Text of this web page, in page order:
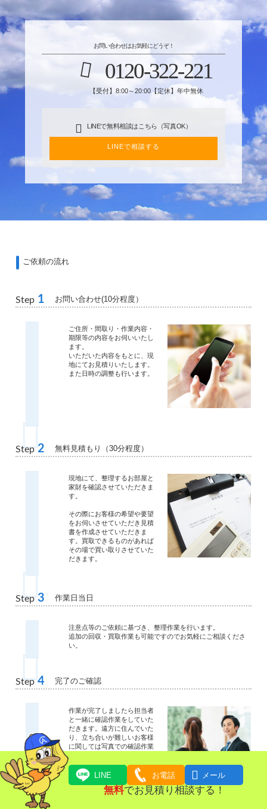
お問い合わせはお気軽にどうぞ！
0120-322-221
【受付】8:00～20:00【定休】年中無休
LINEで無料相談はこちら（写真OK）
LINEで相談する
ご依頼の流れ
Step 1 お問い合わせ(10分程度）
ご住所・間取り・作業内容・
期限等の内容をお伺いいたし
ます。
いただいた内容をもとに、現
地にてお見積りいたします。
また日時の調整も行います。
Step 2 無料見積もり（30分程度）
現地にて、整理するお部屋と
家財を確認させていただきま
す。
その際にお客様の希望や要望
をお伺いさせていただき見積
書を作成させていただきま
す。買取できるものがあれば
その場で買い取りさせていた
だきます。
Step 3 作業日当日
注意点等のご依頼に基づき、整理作業を行います。
追加の回収・買取作業も可能ですのでお気軽にご相談くださ
い。
Step 4 完了のご確認
作業が完了しましたら担当者
と一緒に確認作業をしていた
だきます。遠方に住んでいた
り、立ち合いが難しいお客様
に関しては写真での確認作業
ご確認が終わりましたら、お
引渡し、清算となります。
LINE お電話  メール
無料でお見積り相談する！